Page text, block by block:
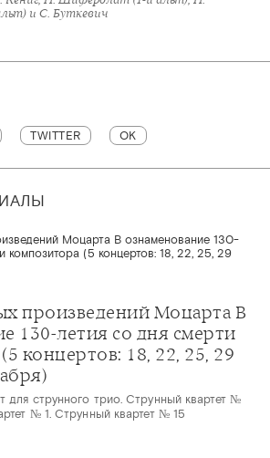
и С. Буткевич
TWITTER OK
произведений Моцарта В
130-летия со дня смерти
концертов: 18, 22, 25, 29
для струнного трио. Струнный квартет №
№ 1. Струнный квартет № 15